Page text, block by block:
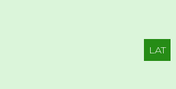
LAT